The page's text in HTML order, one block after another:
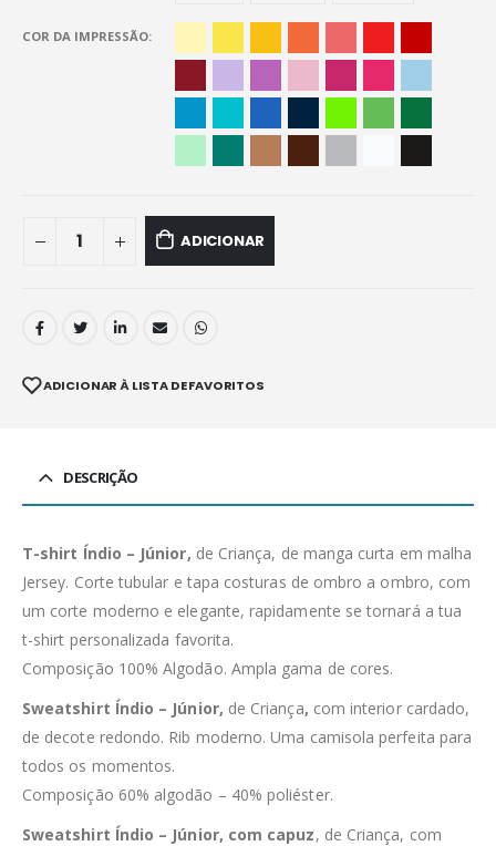
COR DA IMPRESSÃO
ADICIONAR
ADICIONAR À LISTA DE FAVORITOS
DESCRIÇÃO
T-shirt Índio – Júnior, de Criança, de manga curta em malha
Jersey. Corte tubular e tapa costuras de ombro a ombro, com
um corte moderno e elegante, rapidamente se tornará a tua
t-shirt personalizada favorita.
Composição 100% Algodão. Ampla gama de cores.
Sweatshirt Índio – Júnior, de Criança, com interior cardado,
de decote redondo. Rib moderno. Uma camisola perfeita para
todos os momentos.
Composição 60% algodão – 40% poliéster.
Sweatshirt Índio – Júnior, com capuz, de Criança, com